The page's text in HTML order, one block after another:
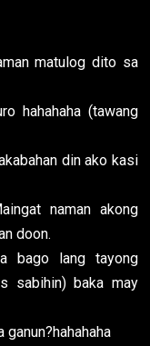
matulog dito sa
hahahaha (tawang
din ako kasi
naman akong
doon.
bago lang tayong
sabihin) baka may